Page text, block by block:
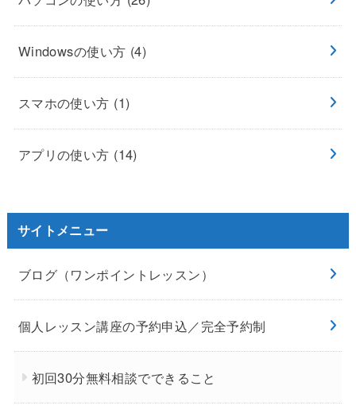
Windowsの使い方 (4)
スマホの使い方 (1)
アプリの使い方 (14)
サイトメニュー
ブログ（ワンポイントレッスン）
個人レッスン講座の予約申込／完全予約制
初回30分無料相談でできること